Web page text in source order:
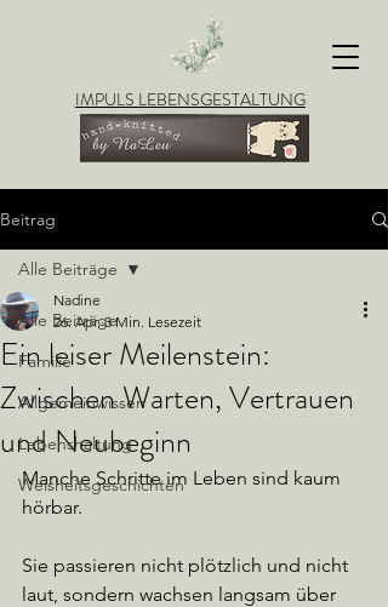
IMPULS LEBENSGESTALTUNG
Beitrag
Alle Beiträge
Familie
Allgemeinwissen
Lebenshaltung
Weisheitsgeschichten
Alle Beiträge
Ein leiser Meilenstein:
Zwischen Warten, Vertrauen
und Neubeginn
Nadine
26. Apr. 3 Min. Lesezeit
Manche Schritte im Leben sind kaum
hörbar.
Sie passieren nicht plötzlich und nicht
laut, sondern wachsen langsam über